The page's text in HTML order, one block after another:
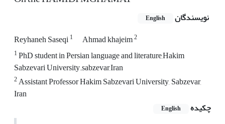
نویسندگان English
Reyhaneh Saseqi1 Ahmad khajeim2
1PhD student in Persian language and literature,Hakim
Sabzevari University.sabzevar,Iran
2Assistant Professor Hakim Sabzevari University, Sabzevar,
Iran
چکیده
English